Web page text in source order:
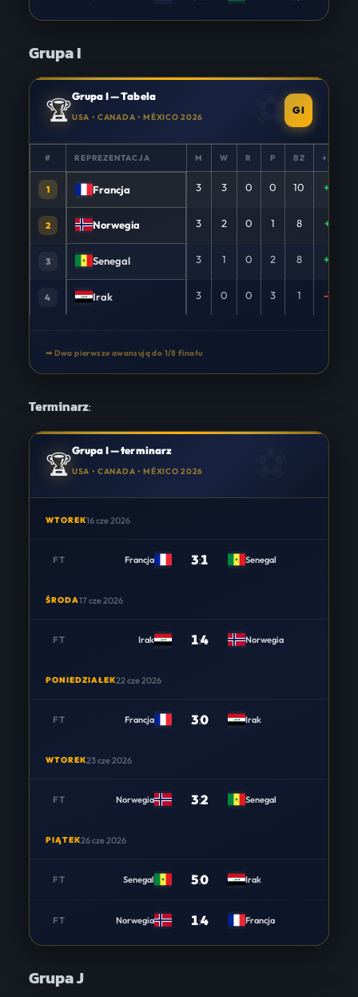
Grupa I
🏆Grupa I — Tabela
USA • CANADA • MÉXICO 2026
GI
# REPREZENTACJA M W R P BZ +/−
1 Francja 3 3 0 0 10 +8
2 Norwegia 3 2 0 1 8 +1
3 Senegal 3 1 0 2 8 +2
4 Irak 3 0 0 3 1 -11
➡ Dwa pierwsze awansują do 1/8 finału
Terminarz:
🏆Grupa I — terminarz
USA • CANADA • MÉXICO 2026
WTOREK16 cze 2026
FT Francja 3:1 Senegal
ŚRODA17 cze 2026
FT Irak 1:4 Norwegia
PONIEDZIAŁEK22 cze 2026
FT Francja 3:0 Irak
WTOREK23 cze 2026
FT Norwegia 3:2 Senegal
PIĄTEK26 cze 2026
FT Senegal 5:0 Irak
FT Norwegia 1:4 Francja
Grupa J